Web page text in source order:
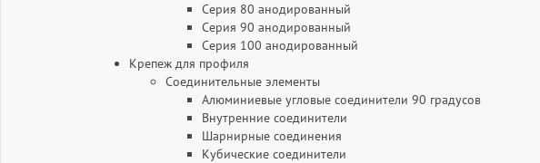
Серия 80 анодированный
Серия 90 анодированный
Серия 100 анодированный
Крепеж для профиля
Соединительные элементы
Алюминиевые угловые соединители 90 градусов
Внутренние соединители
Шарнирные соединения
Кубические соединители